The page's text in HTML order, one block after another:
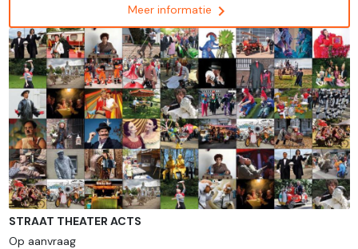
Meer informatie chevron_right
STRAAT THEATER ACTS
Op aanvraag